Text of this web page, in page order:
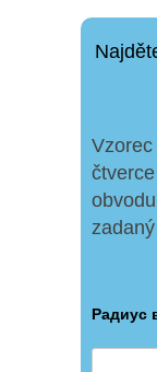
Радиус